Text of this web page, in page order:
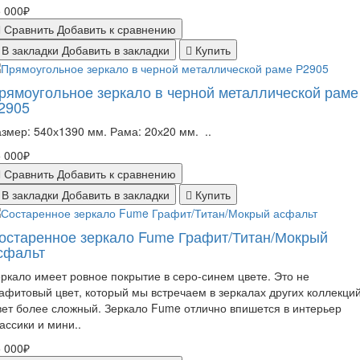
000₽
Сравнить Добавить к сравнению
закладки Добавить в закладки Купить
зеркало в черной металлической раме
540х1390 мм. Рама: 20х20 мм. ..
000₽
Сравнить Добавить к сравнению
закладки Добавить в закладки Купить
зеркало Fume Графит/Титан/Мокрый
имеет ровное покрытие в серо-синем цвете. Это не
цвет, который мы встречаем в зеркалах других
более сложный. Зеркало Fume отлично впишется в интерьер
и мини..
000₽